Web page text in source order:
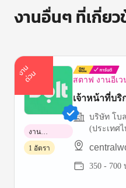
งานอื่นๆ ที่เกี่ย
ง
า
น
ด่
ว
น สตาฟ งานอีเว
เจ้าหน้าที่บริ
บริษัท โบ
(ประเทศ
350 - 700
งาน
พาร์ทไทม์
1 อัตรา